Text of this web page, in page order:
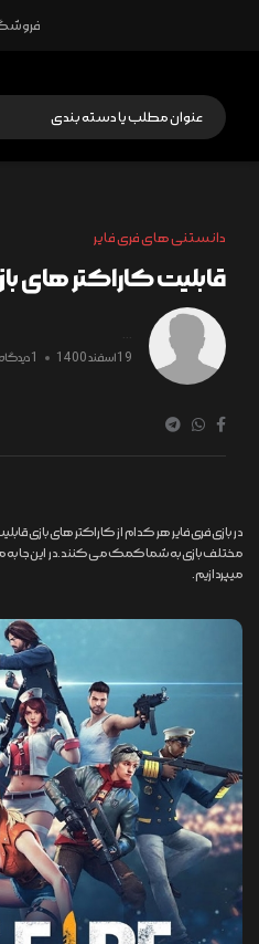
دانستنی های فری فایر
قابلیت کاراکتر های
...
19 اسفند 1400 1 دیدگاه
در بازی فری فایر هر کدام از کاراکتر های بازی
مختلف بازی به شما کمک می کنند.در این جا به
میپردازیم.